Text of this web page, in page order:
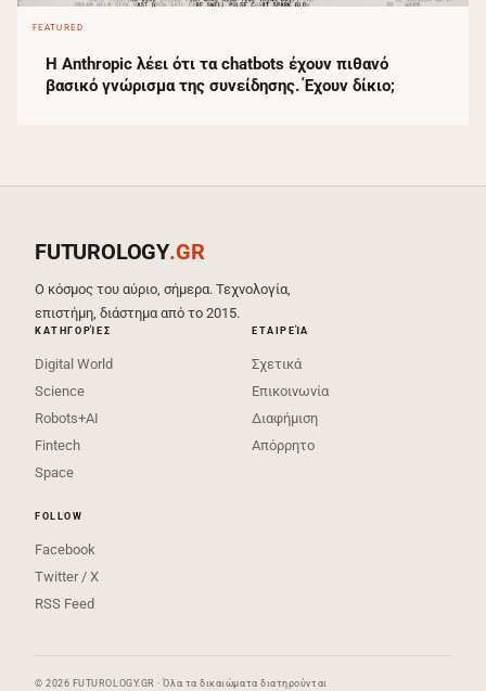
FEATURED
Η Anthropic λέει ότι τα chatbots έχουν πιθανό
βασικό γνώρισμα της συνείδησης. Έχουν δίκιο;
FUTUROLOGY.GR
Ο κόσμος του αύριο, σήμερα. Τεχνολογία,
επιστήμη, διάστημα από το 2015.
ΚΑΤΗΓΟΡΊΕΣ
Digital World
Science
Robots+AI
Fintech
Space
ΕΤΑΙΡΕΊΑ
Σχετικά
Επικοινωνία
Διαφήμιση
Απόρρητο
FOLLOW
Facebook
Twitter / X
RSS Feed
© 2026 FUTUROLOGY.GR · Όλα τα δικαιώματα διατηρούνται